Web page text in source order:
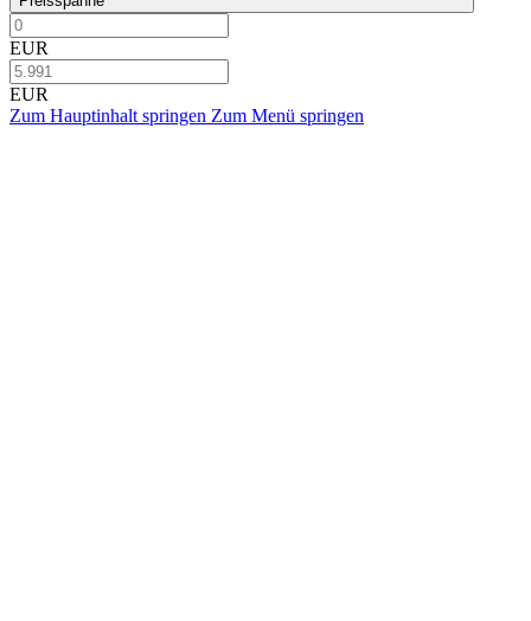
EUR
EUR
Zum Hauptinhalt springen Zum Menü springen